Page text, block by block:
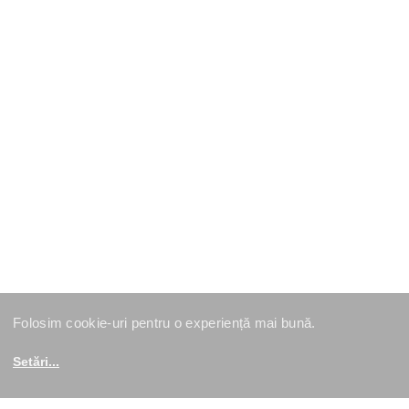
Folosim cookie-uri pentru o experiență mai bună.
Setări...